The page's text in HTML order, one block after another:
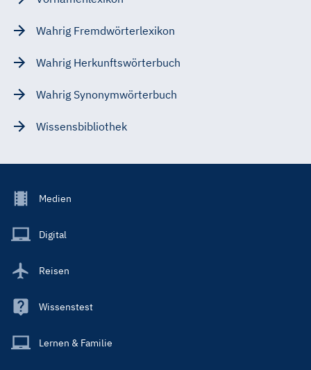
Wahrig Fremdwörterlexikon
Wahrig Herkunftswörterbuch
Wahrig Synonymwörterbuch
Wissensbibliothek
Footer
Main
Medien
Digital
Reisen
Wissenstest
Lernen & Familie